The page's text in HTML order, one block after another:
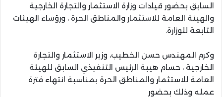
السابق بحضور قيادات وزارة الاستثمار والتجارة الخارجية
والهيئة العامة للاستثمار والمناطق الحرة ، ورؤساء الهيئات
التابعة للوزارة.
وكرم المهندس حسن الخطيب، وزير الاستثمار والتجارة
الخارجية ، حسام هيبة الرئيس التنفيذي السابق للهيئة
العامة للاستثمار والمناطق الحرة بمناسبة انتهاء فترة
عمله وذلك بحضور